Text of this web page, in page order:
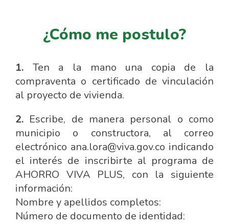
¿Cómo me postulo?
1. Ten a la mano una copia de la
compraventa o certificado de vinculación
al proyecto de vivienda.
2. Escribe, de manera personal o como
municipio o constructora, al correo
electrónico ana.lora@viva.gov.co indicando
el interés de inscribirte al programa de
AHORRO VIVA PLUS, con la siguiente
información:
Nombre y apellidos completos:
Número de documento de identidad: